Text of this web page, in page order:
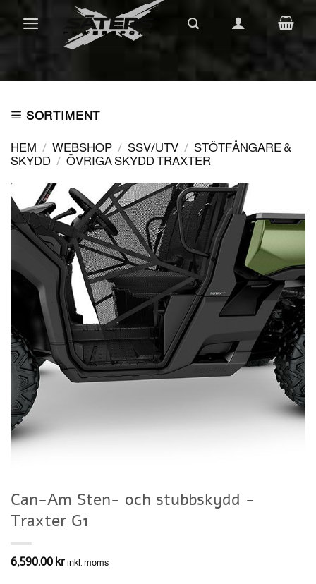
SORTIMENT
HEM / WEBSHOP / SSV/UTV / STÖTFÅNGARE &
SKYDD / ÖVRIGA SKYDD TRAXTER
Can-Am Sten- och stubbskydd -
Traxter G1
6,590.00 kr inkl. moms